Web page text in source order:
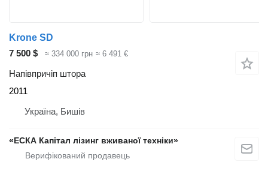
Krone SD
7 500 $
≈ 334 000 грн ≈ 6 491 €
Напівпричіп штора
2011
Україна, Бишів
«ЕСКА Капітал лізинг вживаної техніки»